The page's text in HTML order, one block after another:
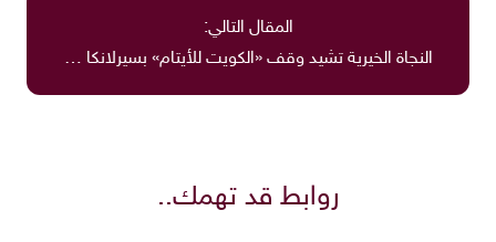
المقال التالي:
النجاة الخيرية تشيد وقف «الكويت للأيتام» بسيرلانكا …
روابط قد تهمك..